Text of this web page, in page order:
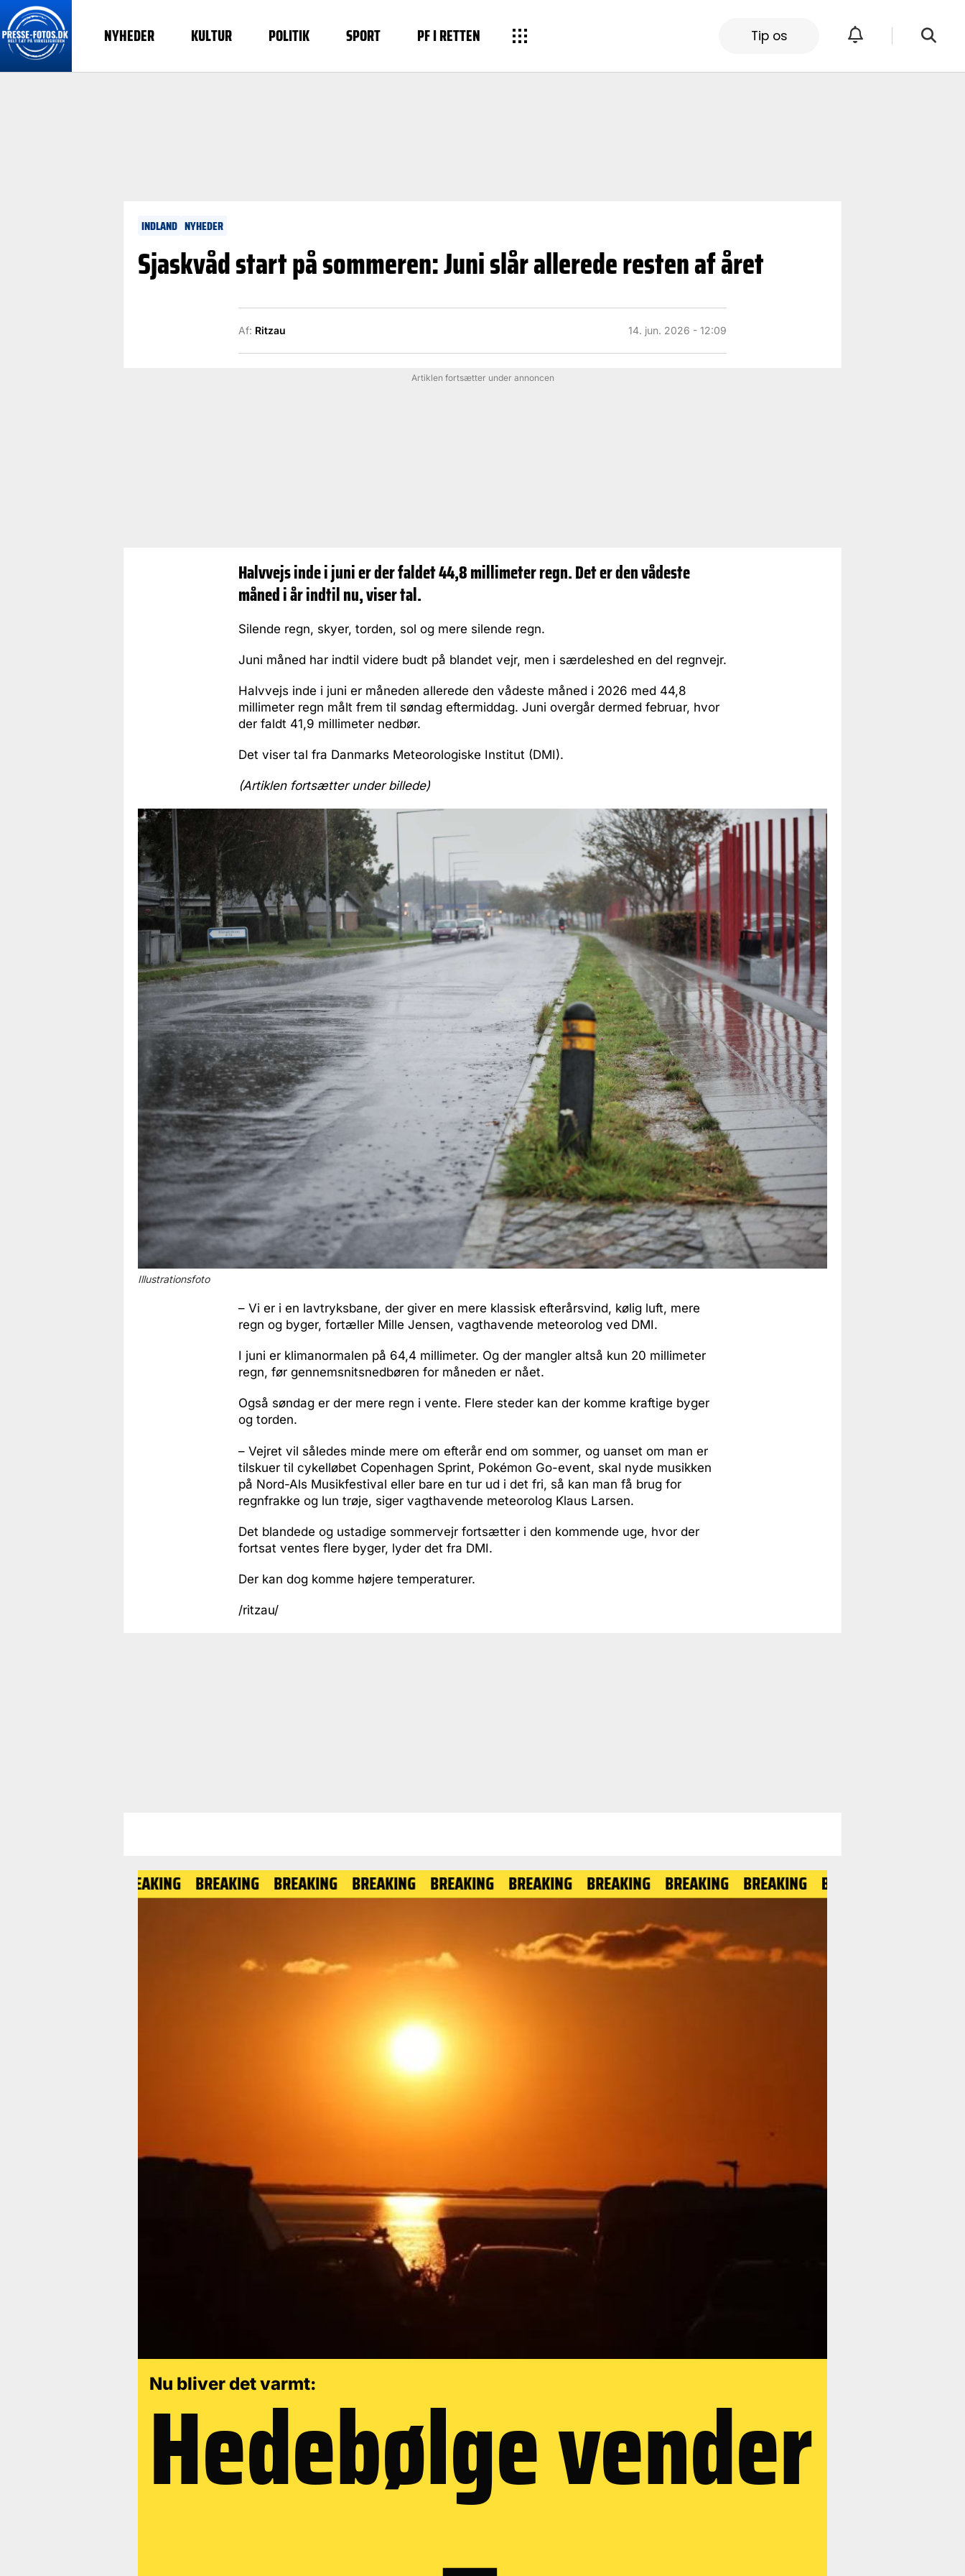
NYHEDER KULTUR POLITIK SPORT PF I RETTEN Tip os
INDLAND NYHEDER
Sjaskvåd start på sommeren: Juni slår allerede resten af året
Af: Ritzau 14. jun. 2026 - 12:09
Artiklen fortsætter under annoncen
Halvvejs inde i juni er der faldet 44,8 millimeter regn. Det er den vådeste
måned i år indtil nu, viser tal.
Silende regn, skyer, torden, sol og mere silende regn.
Juni måned har indtil videre budt på blandet vejr, men i særdeleshed en del regnvejr.
Halvvejs inde i juni er måneden allerede den vådeste måned i 2026 med 44,8
millimeter regn målt frem til søndag eftermiddag. Juni overgår dermed februar, hvor
der faldt 41,9 millimeter nedbør.
Det viser tal fra Danmarks Meteorologiske Institut (DMI).
(Artiklen fortsætter under billede)
Illustrationsfoto
– Vi er i en lavtryksbane, der giver en mere klassisk efterårsvind, kølig luft, mere
regn og byger, fortæller Mille Jensen, vagthavende meteorolog ved DMI.
I juni er klimanormalen på 64,4 millimeter. Og der mangler altså kun 20 millimeter
regn, før gennemsnitsnedbøren for måneden er nået.
Også søndag er der mere regn i vente. Flere steder kan der komme kraftige byger
og torden.
– Vejret vil således minde mere om efterår end om sommer, og uanset om man er
tilskuer til cykelløbet Copenhagen Sprint, Pokémon Go-event, skal nyde musikken
på Nord-Als Musikfestival eller bare en tur ud i det fri, så kan man få brug for
regnfrakke og lun trøje, siger vagthavende meteorolog Klaus Larsen.
Det blandede og ustadige sommervejr fortsætter i den kommende uge, hvor der
fortsat ventes flere byger, lyder det fra DMI.
Der kan dog komme højere temperaturer.
/ritzau/
BREAKING BREAKING BREAKING BREAKING BREAKING BREAKING BREAKING BREAKING BREAKING BREAKING
Nu bliver det varmt:
Hedebølge vender